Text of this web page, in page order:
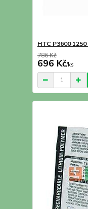
HTC P3600
786 Kč
696 Kč/ks